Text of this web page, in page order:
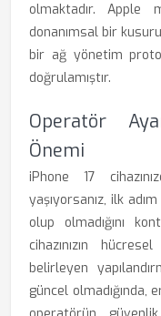
olmaktadır. Apple
donanımsal bir
bir ağ yönetim
doğrulamıştır.
Operatör
Önemi
iPhone 17
yaşıyorsanız, ilk
olup olmadığını
cihazınızın
belirleyen
güncel olmadığında,